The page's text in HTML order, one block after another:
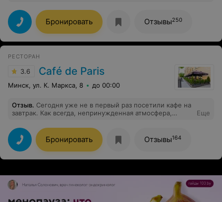
Бронировать Отзывы250
РЕСТОРАН
3.6 Café de Paris
Минск, ул. К. Маркса, 8 до 00:00
Отзыв. Сегодня уже не в первый раз посетили кафе на
завтрак. Как всегда, непринужденная атмосфера,
качество обслуживания. Сюда приятно приходить и
большой кампанией и одному. Уютная обстановка
располагает к приятному отдыху. Очень любим это
кафе и желаем всему персоналу дальнейших успехов в
работе.
Еще
Бронировать Отзывы164